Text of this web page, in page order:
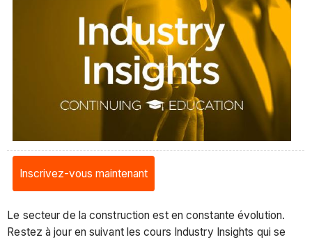
Inscrivez-vous maintenant
Le secteur de la construction est en constante évolution.
Restez à jour en suivant les cours Industry Insights qui se